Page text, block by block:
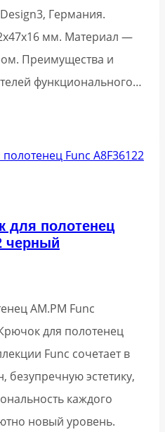
Германия.
мм. Материал —
Преимущества и
функционального…
для полотенец
черный
AM.PM Func
для полотенец
Func сочетает в
безупречную эстетику,
каждого
новый уровень.